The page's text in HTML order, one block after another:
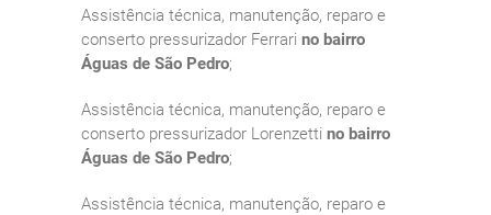
Assistência técnica, manutenção, reparo e
conserto pressurizador Ferrari no bairro
Águas de São Pedro;
Assistência técnica, manutenção, reparo e
conserto pressurizador Lorenzetti no bairro
Águas de São Pedro;
Assistência técnica, manutenção, reparo e